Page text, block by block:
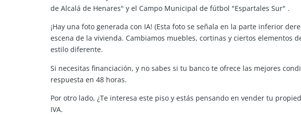
de Alcalá de Henares" y el Campo Municipal de fútbol "Espartales Sur" .
¡Hay una foto generada con IA! (Esta foto se señala en la parte inferior
escena de la vivienda. Cambiamos muebles, cortinas y ciertos
estilo diferente.
Si necesitas financiación, y no sabes si tu banco te ofrece las mejores
respuesta en 48 horas.
Por otro lado, ¿Te interesa este piso y estás pensando en vender tu
IVA.